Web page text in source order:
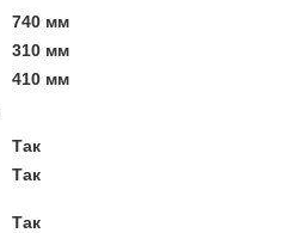
товар.
наших клієнтів.
740 мм
310 мм
410 мм
Так
Так
Так